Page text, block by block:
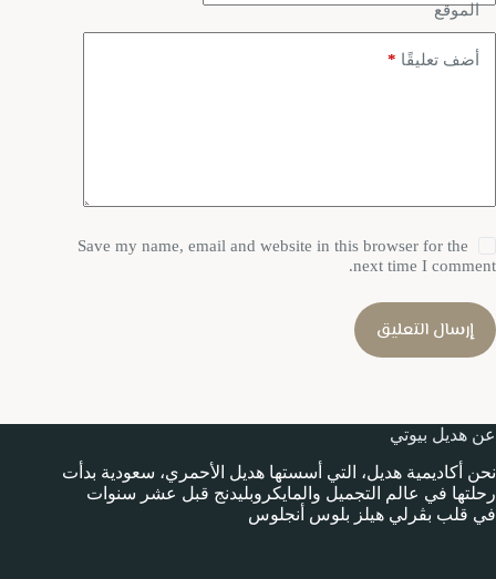
الموقع
أضف تعليقًا *
Save my name, email and website in this browser for the
next time I comment.
إرسال التعليق
عن هديل بيوتي
نحن أكاديمية هديل، التي أسستها هديل الأحمري، سعودية بدأت
رحلتها في عالم التجميل والمايكروبليدنج قبل عشر سنوات
في قلب بڤرلي هيلز بلوس أنجلوس